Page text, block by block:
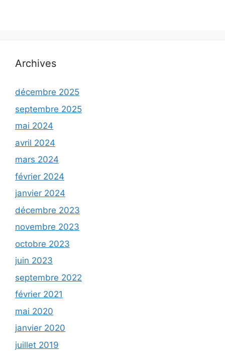
Archives
décembre 2025
septembre 2025
mai 2024
avril 2024
mars 2024
février 2024
janvier 2024
décembre 2023
novembre 2023
octobre 2023
juin 2023
septembre 2022
février 2021
mai 2020
janvier 2020
juillet 2019